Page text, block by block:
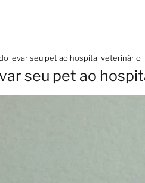
levar seu pet ao hospital veterinário
seu pet ao